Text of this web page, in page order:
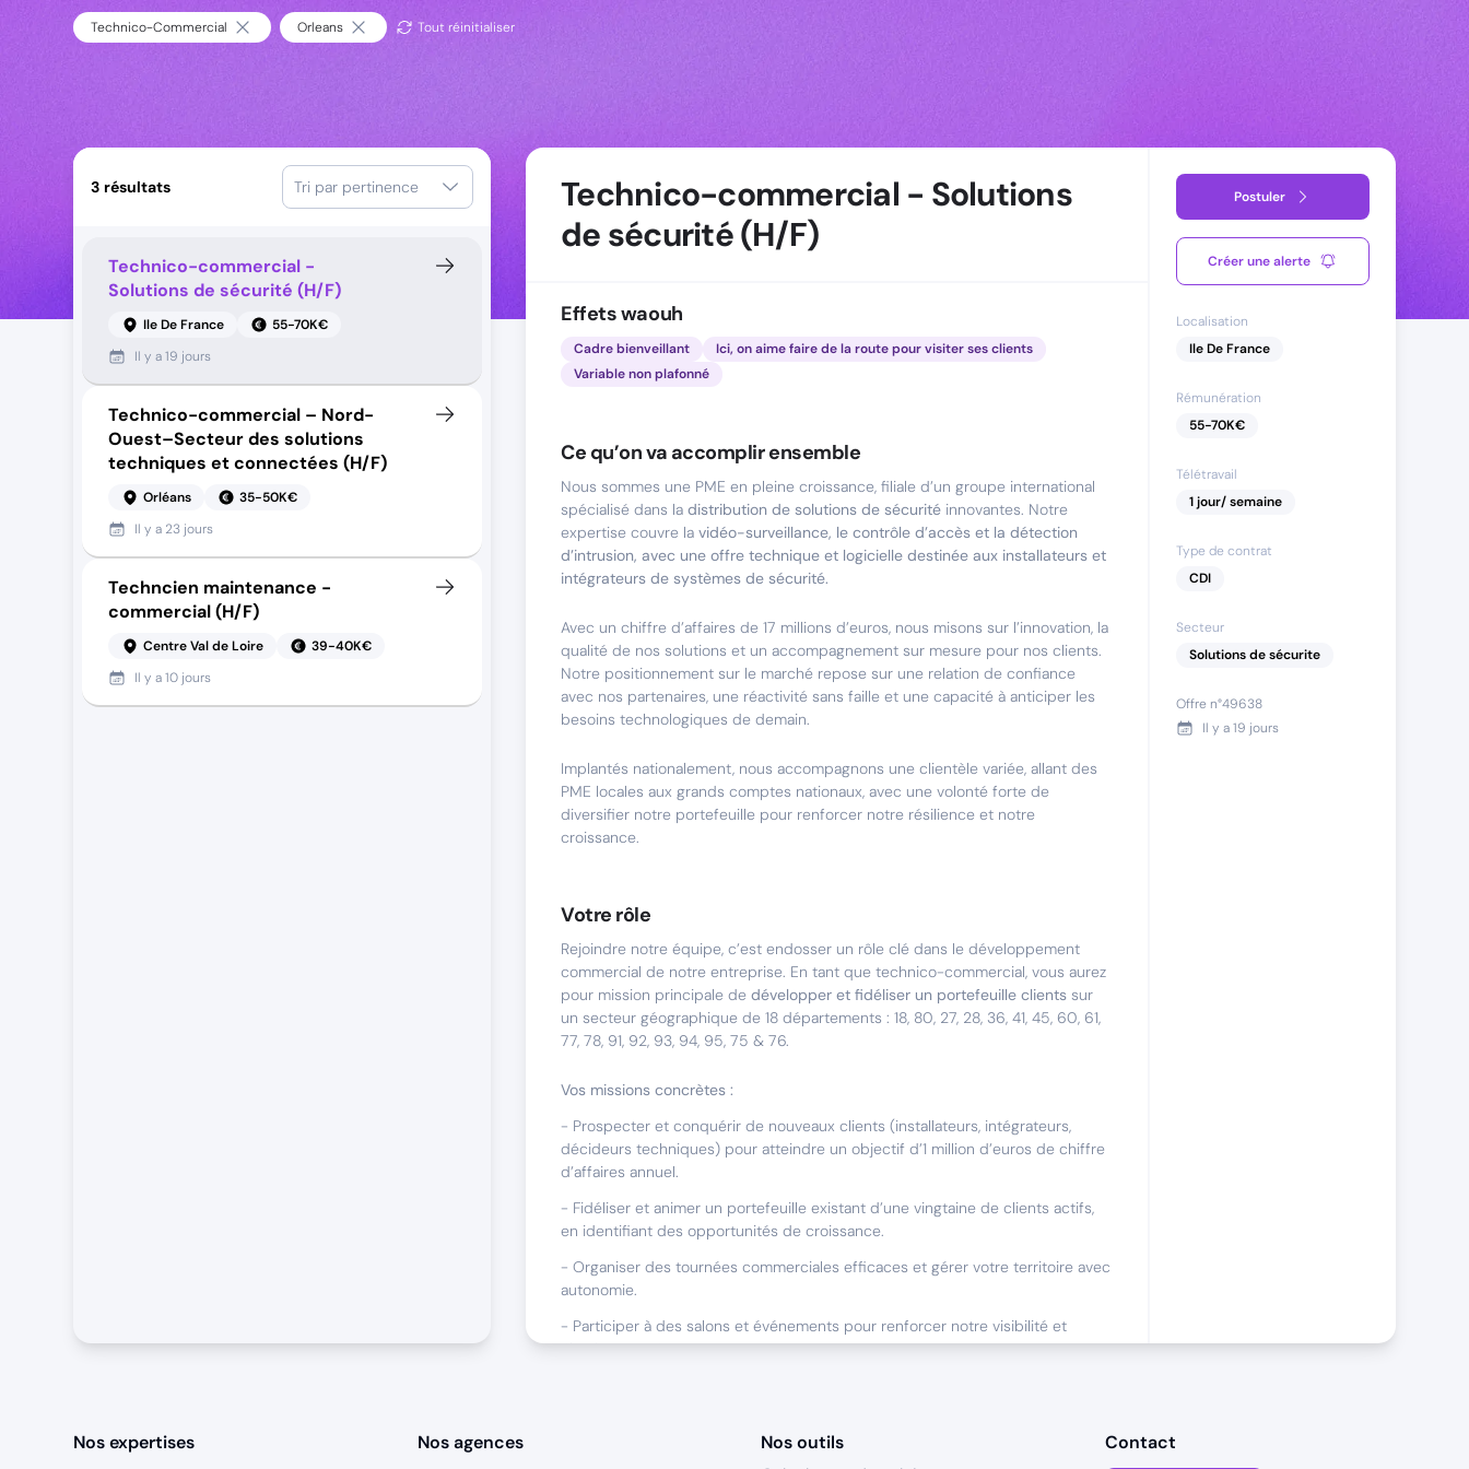
Technico-Commercial Orleans Tout réinitialiser
3 résultats Tri par pertinence
Technico-commercial -
Solutions de sécurité (H/F)
Ile De France
55-70K€
Il y a19 jours
Technico-commercial – Nord-
Ouest–Secteur des solutions
techniques et connectées (H/F)
Orléans
35-50K€
Il y a 23 jours
Techncien maintenance -
commercial (H/F)
Centre Val de Loire
39-40K€
Il y a10 jours
Technico-commercial - Solutions
de sécurité (H/F)
Effets waouh
Cadre bienveillant
Ici, on aime faire de la route pour visiter ses clients
Variable non plafonné
Ce qu’on va accomplir ensemble
Nous sommes une PME en pleine croissance, filiale d’un groupe international
spécialisé dans la distribution de solutions de sécurité innovantes. Notre
expertise couvre la vidéo-surveillance, le contrôle d’accès et la détection
d’intrusion, avec une offre technique et logicielle destinée aux installateurs et
intégrateurs de systèmes de sécurité.
Avec un chiffre d’affaires de 17 millions d’euros, nous misons sur l’innovation, la
qualité de nos solutions et un accompagnement sur mesure pour nos clients.
Notre positionnement sur le marché repose sur une relation de confiance
avec nos partenaires, une réactivité sans faille et une capacité à anticiper les
besoins technologiques de demain.
Implantés nationalement, nous accompagnons une clientèle variée, allant des
PME locales aux grands comptes nationaux, avec une volonté forte de
diversifier notre portefeuille pour renforcer notre résilience et notre
croissance.
Votre rôle
Rejoindre notre équipe, c’est endosser un rôle clé dans le développement
commercial de notre entreprise. En tant que technico-commercial, vous aurez
pour mission principale de développer et fidéliser un portefeuille clients sur
un secteur géographique de 18 départements : 18, 80, 27, 28, 36, 41, 45, 60, 61,
77, 78, 91, 92, 93, 94, 95, 75 & 76.
Vos missions concrètes :
- Prospecter et conquérir de nouveaux clients (installateurs, intégrateurs,
décideurs techniques) pour atteindre un objectif d’1 million d’euros de chiffre
d’affaires annuel.
- Fidéliser et animer un portefeuille existant d’une vingtaine de clients actifs,
en identifiant des opportunités de croissance.
- Organiser des tournées commerciales efficaces et gérer votre territoire avec
autonomie.
- Participer à des salons et événements pour renforcer notre visibilité et
élargir votre réseau.
Postuler
Créer une alerte
Localisation
Ile De France
Rémunération
55-70K€
Télétravail
1 jour/ semaine
Type de contrat
CDI
Secteur
Solutions de sécurite
Offre n°49638
Il y a19 jours
Nos expertises
Nos agences
Nos outils
Contact